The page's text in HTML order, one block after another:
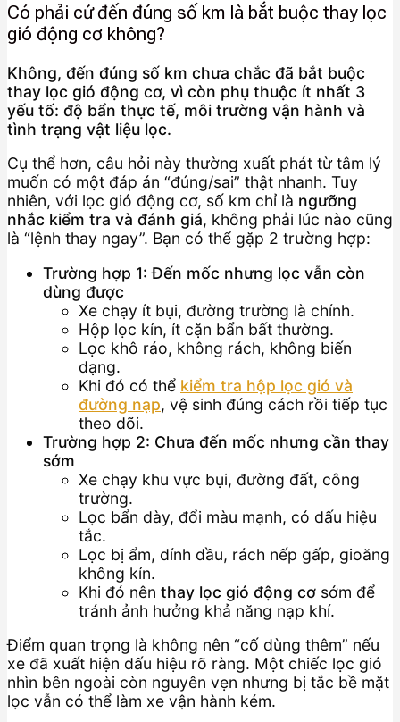
Có phải cứ đến đúng số km là bắt buộc thay lọc
gió động cơ không?
Không, đến đúng số km chưa chắc đã bắt buộc
thay lọc gió động cơ, vì còn phụ thuộc ít nhất 3
yếu tố: độ bẩn thực tế, môi trường vận hành và
tình trạng vật liệu lọc.
Cụ thể hơn, câu hỏi này thường xuất phát từ tâm lý
muốn có một đáp án “đúng/sai” thật nhanh. Tuy
nhiên, với lọc gió động cơ, số km chỉ là ngưỡng
nhắc kiểm tra và đánh giá, không phải lúc nào cũng
là “lệnh thay ngay”. Bạn có thể gặp 2 trường hợp:
Trường hợp 1: Đến mốc nhưng lọc vẫn còn
dùng được
Xe chạy ít bụi, đường trường là chính.
Hộp lọc kín, ít cặn bẩn bất thường.
Lọc khô ráo, không rách, không biến
dạng.
Khi đó có thể kiểm tra hộp lọc gió và
đường nạp, vệ sinh đúng cách rồi tiếp tục
theo dõi.
Trường hợp 2: Chưa đến mốc nhưng cần thay
sớm
Xe chạy khu vực bụi, đường đất, công
trường.
Lọc bẩn dày, đổi màu mạnh, có dấu hiệu
tắc.
Lọc bị ẩm, dính dầu, rách nếp gấp, gioăng
không kín.
Khi đó nên thay lọc gió động cơ sớm để
tránh ảnh hưởng khả năng nạp khí.
Điểm quan trọng là không nên “cố dùng thêm” nếu
xe đã xuất hiện dấu hiệu rõ ràng. Một chiếc lọc gió
nhìn bên ngoài còn nguyên vẹn nhưng bị tắc bề mặt
lọc vẫn có thể làm xe vận hành kém.